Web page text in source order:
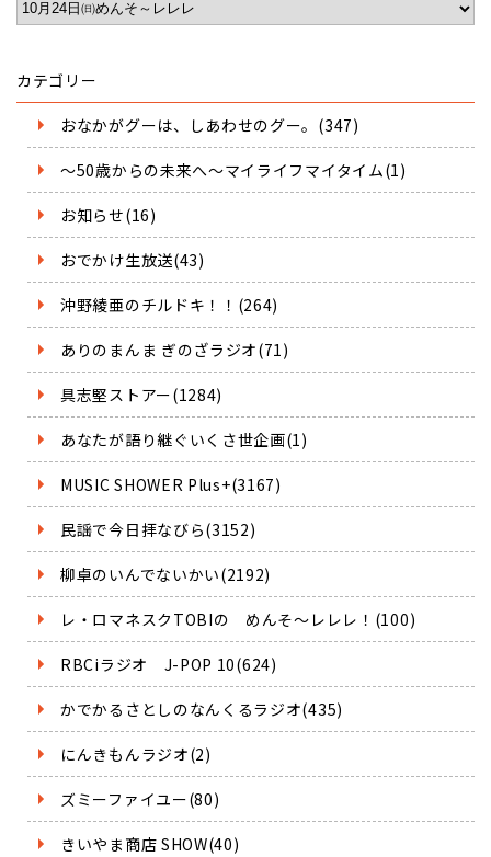
カテゴリー
おなかがグーは、しあわせのグー。(347)
～50歳からの未来へ～マイライフマイタイム(1)
お知らせ(16)
おでかけ生放送(43)
沖野綾亜のチルドキ！！(264)
ありのまんま ぎのざラジオ(71)
具志堅ストアー(1284)
あなたが語り継ぐいくさ世企画(1)
MUSIC SHOWER Plus+(3167)
民謡で今日拝なびら(3152)
柳卓のいんでないかい(2192)
レ・ロマネスクTOBIの めんそ～レレレ！(100)
RBCiラジオ J-POP 10(624)
かでかるさとしのなんくるラジオ(435)
にんきもんラジオ(2)
ズミーファイユー(80)
きいやま商店 SHOW(40)